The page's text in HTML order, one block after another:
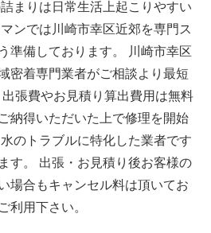
まりは日常生活上起こりやすい
ンでは川崎市幸区近郊を専門ス
準備しております。 川崎市幸区
密着専門業者がご相談より最短
張費やお見積り算出費用は無料
納得いただいた上で修理を開始
のトラブルに特化した業者です
す。 出張・お見積り後お客様の
場合もキャンセル料は頂いてお
利用下さい。